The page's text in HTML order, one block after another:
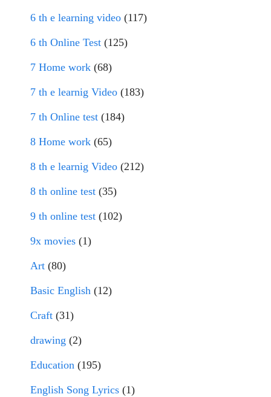
6 th e learning video (117)
6 th Online Test (125)
7 Home work (68)
7 th e learnig Video (183)
7 th Online test (184)
8 Home work (65)
8 th e learnig Video (212)
8 th online test (35)
9 th online test (102)
9x movies (1)
Art (80)
Basic English (12)
Craft (31)
drawing (2)
Education (195)
English Song Lyrics (1)